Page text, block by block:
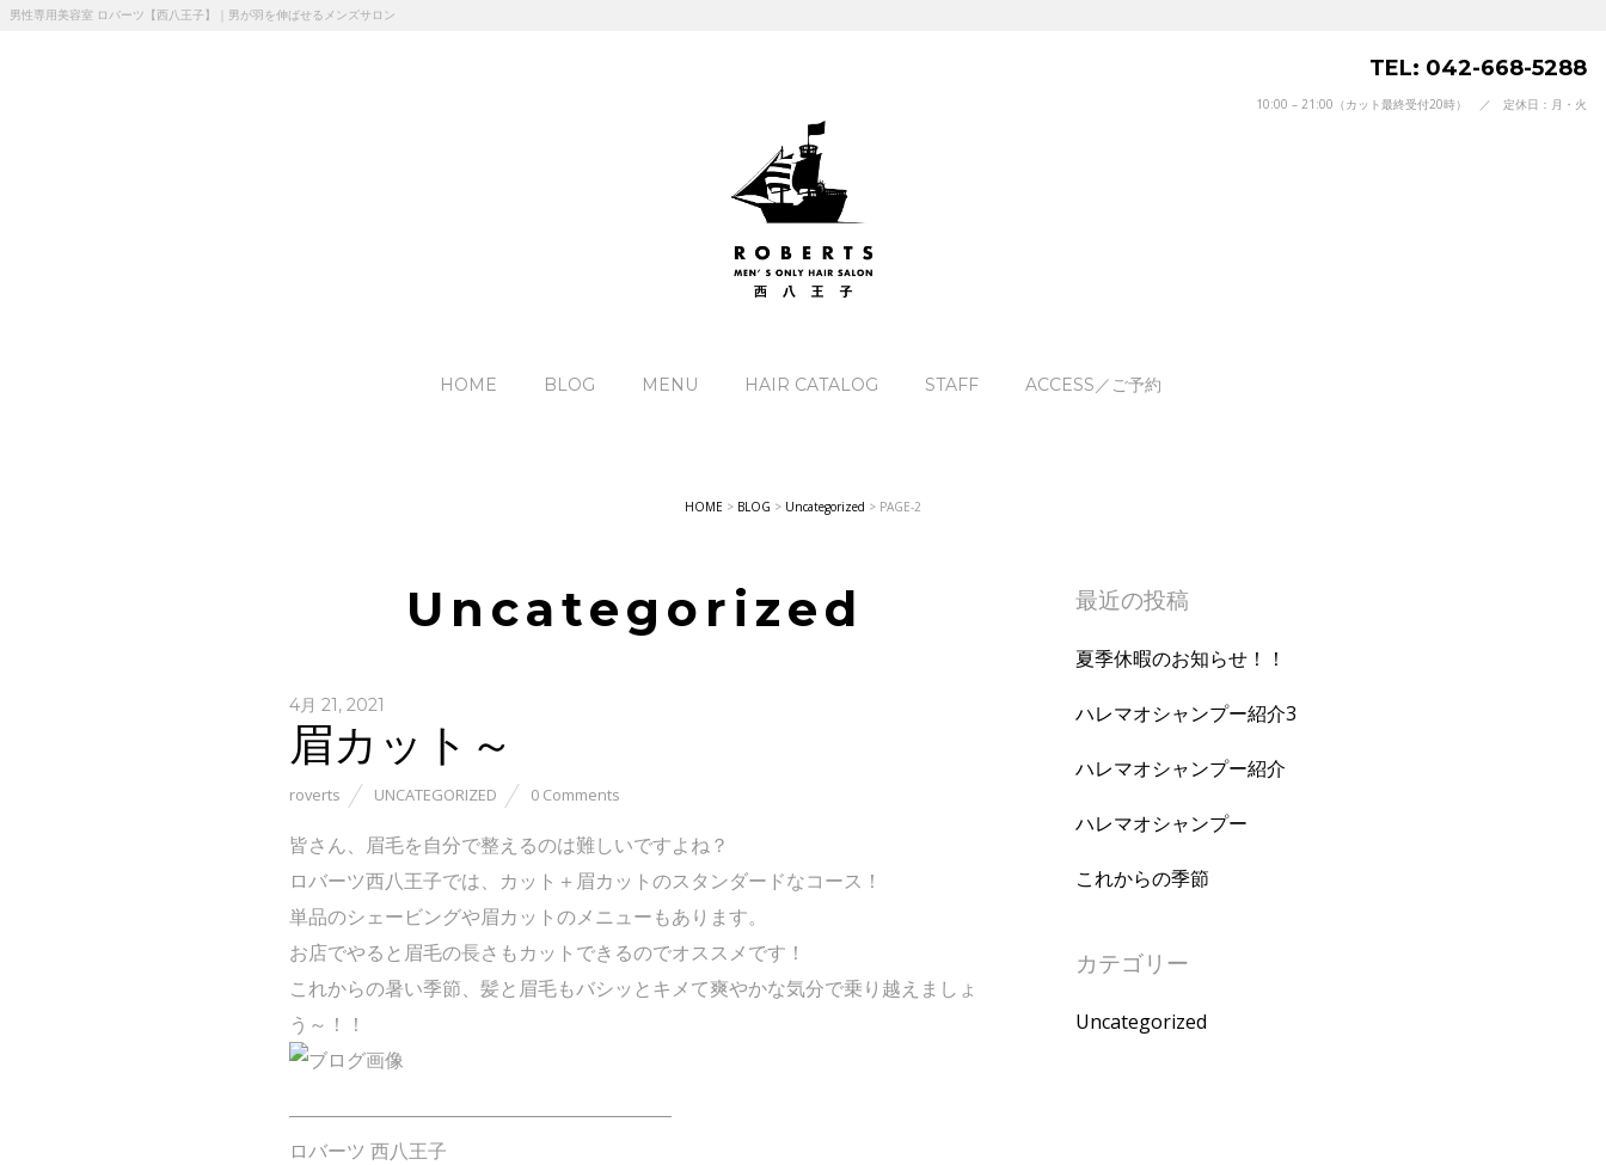
男性専用美容室 ロバーツ【西八王子】｜男が羽を伸ばせるメンズサロン
HOME BLOG MENU HAIR CATALOG STAFF ACCESS／ご予約
TEL: 042-668-5288
10:00 – 21:00（カット最終受付20時） ／ 定休日：月・火
HOME > BLOG > Uncategorized > PAGE-2
Uncategorized
4月 21, 2021
眉カット～
roverts UNCATEGORIZED 0 Comments
皆さん、眉毛を自分で整えるのは難しいですよね？
ロバーツ西八王子では、カット＋眉カットのスタンダードなコース！
単品のシェービングや眉カットのメニューもあります。
お店でやると眉毛の長さもカットできるのでオススメです！
これからの暑い季節、髪と眉毛もバシッとキメて爽やかな気分で乗り越えましょ
う～！！
――――――――――――――――――――
ロバーツ 西八王子
最近の投稿
夏季休暇のお知らせ！！
ハレマオシャンプー紹介3
ハレマオシャンプー紹介
ハレマオシャンプー
これからの季節
カテゴリー
Uncategorized